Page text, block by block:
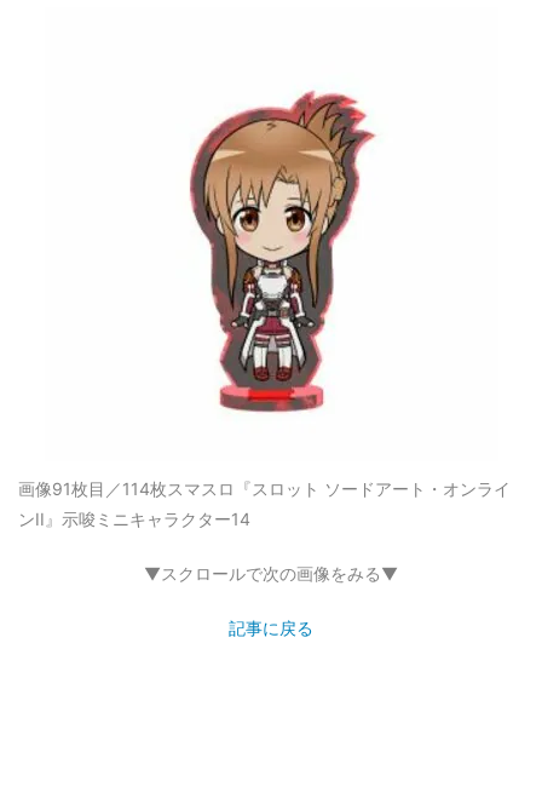
画像91枚目／114枚スマスロ『スロット ソードアート・オンライ
ンII』示唆ミニキャラクター14
▼スクロールで次の画像をみる▼
記事に戻る